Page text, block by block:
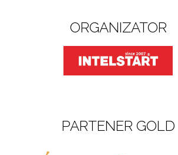
ORGANIZATOR
PARTENER GOLD